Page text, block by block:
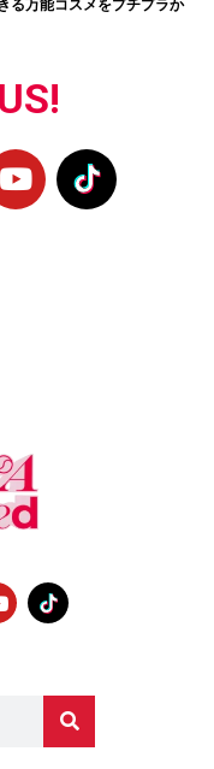
る万能コスメをプチプラか